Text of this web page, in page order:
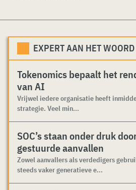
EXPERT AAN HET WOORD
Tokenomics bepaalt het
van AI
Vrijwel iedere organisatie heeft
strategie. Veel min...
SOC’s staan onder druk
gestuurde aanvallen
Zowel aanvallers als verdedigers
steeds vaker generatieve e...